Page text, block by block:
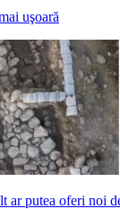
uşoară
ar putea oferi noi